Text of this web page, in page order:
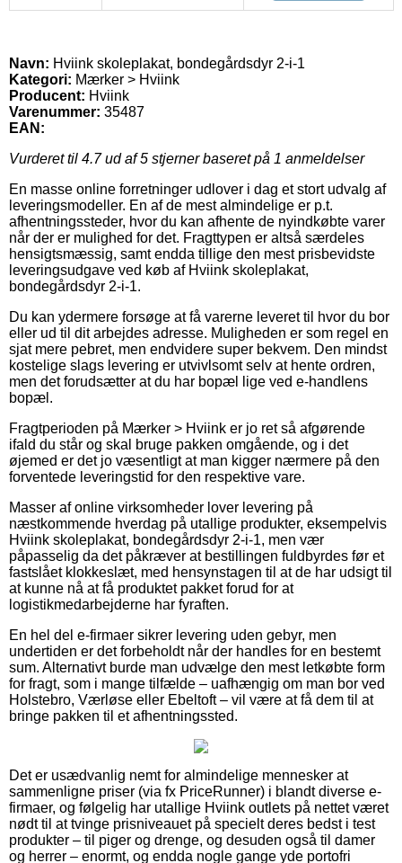
Navn: Hviink skoleplakat, bondegårdsdyr 2-i-1
Kategori: Mærker > Hviink
Producent: Hviink
Varenummer: 35487
EAN:
Vurderet til 4.7ud af 5 stjerner baseret på 1 anmeldelser
En masse online forretninger udlover i dag et stort udvalg af
leveringsmodeller. En af de mest almindelige er p.t.
afhentningssteder, hvor du kan afhente de nyindkøbte varer
når der er mulighed for det. Fragttypen er altså særdeles
hensigtsmæssig, samt endda tillige den mest prisbevidste
leveringsudgave ved køb af Hviink skoleplakat,
bondegårdsdyr 2-i-1.
Du kan ydermere forsøge at få varerne leveret til hvor du bor
eller ud til dit arbejdes adresse. Muligheden er som regel en
sjat mere pebret, men endvidere super bekvem. Den mindst
kostelige slags levering er utvivlsomt selv at hente ordren,
men det forudsætter at du har bopæl lige ved e-handlens
bopæl.
Fragtperioden på Mærker > Hviink er jo ret så afgørende
ifald du står og skal bruge pakken omgående, og i det
øjemed er det jo væsentligt at man kigger nærmere på den
forventede leveringstid for den respektive vare.
Masser af online virksomheder lover levering på
næstkommende hverdag på utallige produkter, eksempelvis
Hviink skoleplakat, bondegårdsdyr 2-i-1, men vær
påpasselig da det påkræver at bestillingen fuldbyrdes før et
fastslået klokkeslæt, med hensynstagen til at de har udsigt til
at kunne nå at få produktet pakket forud for at
logistikmedarbejderne har fyraften.
En hel del e-firmaer sikrer levering uden gebyr, men
undertiden er det forbeholdt når der handles for en bestemt
sum. Alternativt burde man udvælge den mest letkøbte form
for fragt, som i mange tilfælde – uafhængig om man bor ved
Holstebro, Værløse eller Ebeltoft – vil være at få dem til at
bringe pakken til et afhentningssted.
Det er usædvanlig nemt for almindelige mennesker at
sammenligne priser (via fx PriceRunner) i blandt diverse e-
firmaer, og følgelig har utallige Hviink outlets på nettet været
nødt til at tvinge prisniveauet på specielt deres bedst i test
produkter – til piger og drenge, og desuden også til damer
og herrer – enormt, og endda nogle gange yde portofri